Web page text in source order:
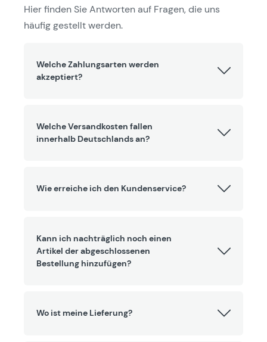
Hier finden Sie Antworten auf Fragen, die uns
häufig gestellt werden.
Welche Zahlungsarten werden
akzeptiert?
Welche Versandkosten fallen
innerhalb Deutschlands an?
Wie erreiche ich den Kundenservice?
Kann ich nachträglich noch einen
Artikel der abgeschlossenen
Bestellung hinzufügen?
Wo ist meine Lieferung?